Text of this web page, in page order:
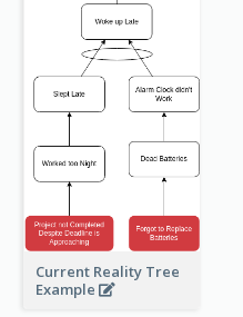
Current Reality Tree
Example